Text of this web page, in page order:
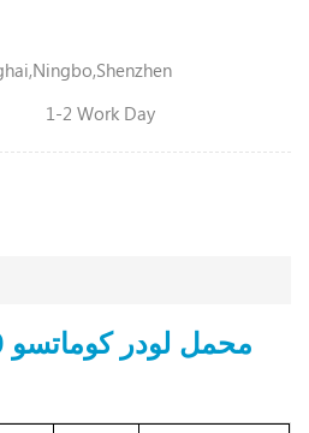
1-2 Work Day
محمل لودر كوماتسو 419-46-11281